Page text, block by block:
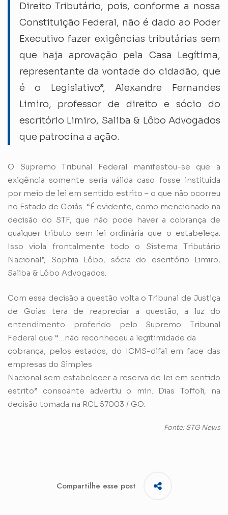
Direito Tributário, pois, conforme a nossa
Constituição Federal, não é dado ao Poder
Executivo fazer exigências tributárias sem
que haja aprovação pela Casa Legítima,
representante da vontade do cidadão, que
é o Legislativo”, Alexandre Fernandes
Limiro, professor de direito e sócio do
escritório Limiro, Saliba & Lôbo Advogados
que patrocina a ação.
O Supremo Tribunal Federal manifestou-se que a
exigência somente seria válida caso fosse instituída
por meio de lei em sentido estrito – o que não ocorreu
no Estado de Goiás. “É evidente, como mencionado na
decisão do STF, que não pode haver a cobrança de
qualquer tributo sem lei ordinária que o estabeleça.
Isso viola frontalmente todo o Sistema Tributário
Nacional”, Sophia Lôbo, sócia do escritório Limiro,
Saliba & Lôbo Advogados.
Com essa decisão a questão volta o Tribunal de Justiça
de Goiás terá de reapreciar a questão, à luz do
entendimento proferido pelo Supremo Tribunal
Federal que “…não reconheceu a legitimidade da
cobrança, pelos estados, do ICMS-difal em face das
empresas do Simples
Nacional sem estabelecer a reserva de lei em sentido
estrito” consoante advertiu o min. Dias Toffoli, na
decisão tomada na RCL 57003 / GO.
Fonte: STG News
Compartilhe esse post